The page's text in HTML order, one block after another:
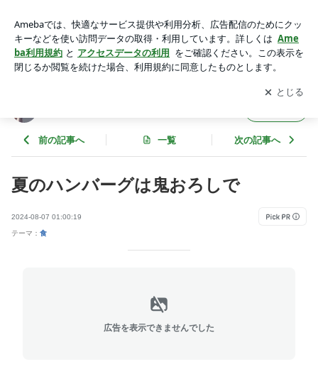
アプリをダウンロードして ブログの更新通知
を受け取りまし
ょう。
開く
前の記事へ 一覧 次の記事へ
夏のハンバーグは鬼おろしで
2024-08-07 01:00:19
テーマ： 食
広告を表示できませんでした